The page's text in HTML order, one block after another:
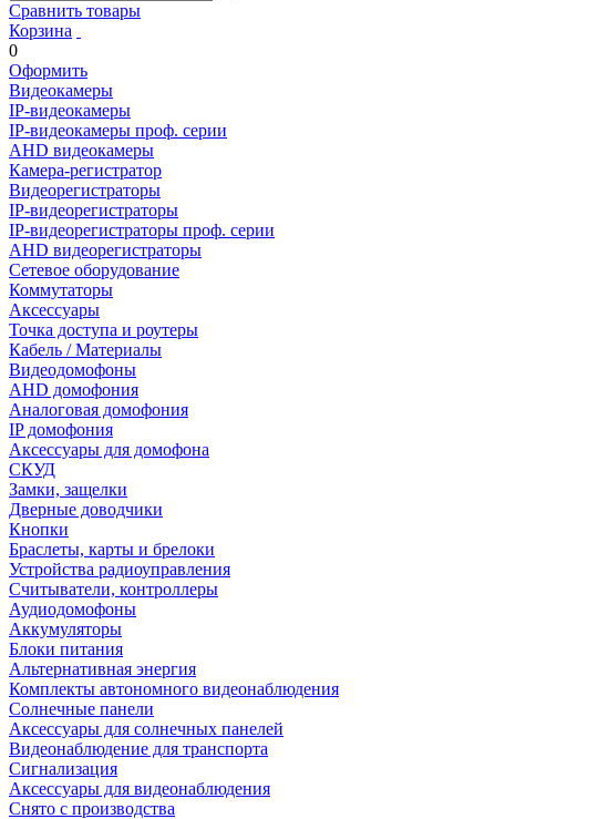
Сравнить товары
Корзина
0
Оформить
Видеокамеры
IP-видеокамеры
IP-видеокамеры проф. серии
AHD видеокамеры
Камера-регистратор
Видеорегистраторы
IP-видеорегистраторы
IP-видеорегистраторы проф. серии
AHD видеорегистраторы
Сетевое оборудование
Коммутаторы
Аксессуары
Точка доступа и роутеры
Кабель / Материалы
Видеодомофоны
AHD домофония
Аналоговая домофония
IP домофония
Аксессуары для домофона
СКУД
Замки, защелки
Дверные доводчики
Кнопки
Браслеты, карты и брелоки
Устройства радиоуправления
Считыватели, контроллеры
Аудиодомофоны
Аккумуляторы
Блоки питания
Альтернативная энергия
Комплекты автономного видеонаблюдения
Солнечные панели
Аксессуары для солнечных панелей
Видеонаблюдение для транспорта
Сигнализация
Аксессуары для видеонаблюдения
Снято с производства